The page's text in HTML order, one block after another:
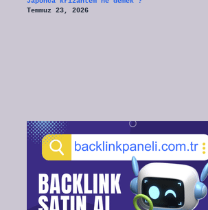
Temmuz 23, 2026